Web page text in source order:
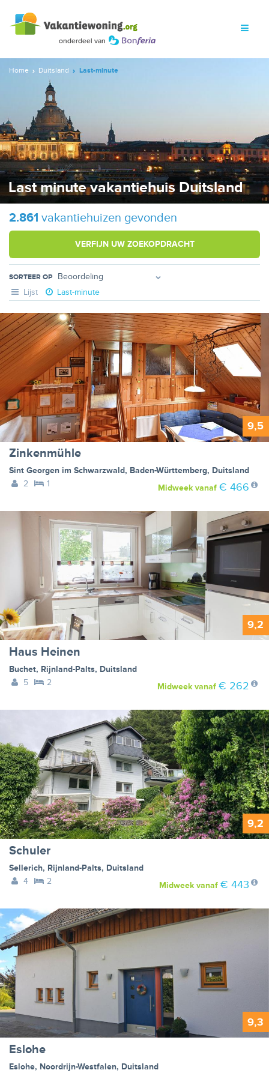
Home Duitsland Last-minute
Last minute vakantiehuis Duitsland
2.861 vakantiehuizen gevonden
VERFIJN UW ZOEKOPDRACHT
SORTEER OP
Lijst Last-minute
9,5
Zinkenmühle
Sint Georgen im Schwarzwald, Baden-Württemberg, Duitsland
2
1 Midweekvanaf € 466
9,2
Haus Heinen
Buchet, Rijnland-Palts, Duitsland
5
2 Midweekvanaf € 262
9,2
Schuler
Sellerich, Rijnland-Palts, Duitsland
4
2 Midweekvanaf € 443
9,3
Eslohe
Eslohe, Noordrijn-Westfalen, Duitsland